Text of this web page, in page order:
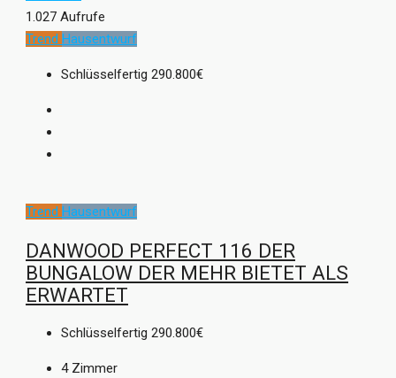
1.027 Aufrufe
Trend Hausentwurf
Schlüsselfertig 290.800€
Trend Hausentwurf
DANWOOD PERFECT 116 DER
BUNGALOW DER MEHR BIETET ALS
ERWARTET
Schlüsselfertig 290.800€
4 Zimmer